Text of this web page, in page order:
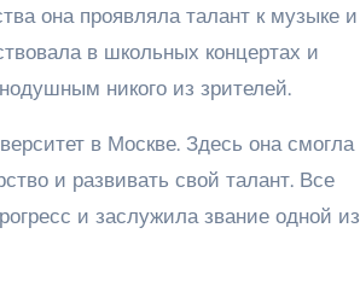
она проявляла талант к музыке и
в школьных концертах и
никого из зрителей.
в Москве. Здесь она смогла
и развивать свой талант. Все
и заслужила звание одной из